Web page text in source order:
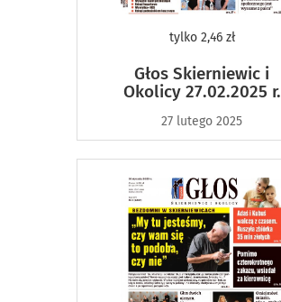
tylko2,46 zł
Głos Skierniewic i
Okolicy 27.02.2025 r.
27 lutego 2025